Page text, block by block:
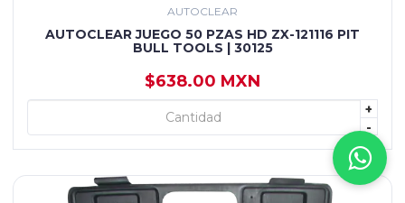
AUTOCLEAR
AUTOCLEAR JUEGO 50 PZAS HD ZX-121116 PIT
BULL TOOLS | 30125
$638.00 MXN
+
-
+ AGREGAR